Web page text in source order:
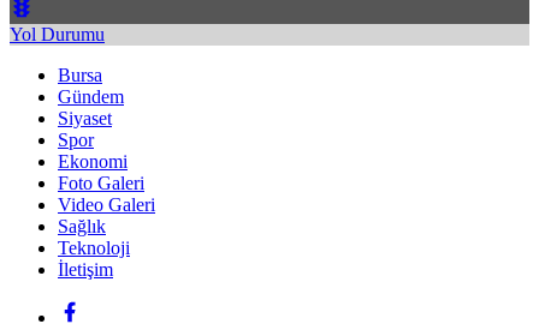
Yol Durumu
Bursa
Gündem
Siyaset
Spor
Ekonomi
Foto Galeri
Video Galeri
Sağlık
Teknoloji
İletişim